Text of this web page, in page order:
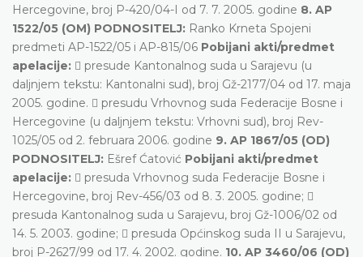
Hercegovine, broj P-420/04-I od 7. 7. 2005. godine 8. AP
1522/05 (OM) PODNOSITELJ: Ranko Krneta Spojeni
predmeti AP-1522/05 i AP-815/06 Pobijani akti/predmet
apelacije:  presude Kantonalnog suda u Sarajevu (u
daljnjem tekstu: Kantonalni sud), broj Gž-2177/04 od 17. maja
2005. godine.  presudu Vrhovnog suda Federacije Bosne i
Hercegovine (u daljnjem tekstu: Vrhovni sud), broj Rev-
1025/05 od 2. februara 2006. godine 9. AP 1867/05 (OD)
PODNOSITELJ: Ešref Ćatović Pobijani akti/predmet
apelacije:  presuda Vrhovnog suda Federacije Bosne i
Hercegovine, broj Rev-456/03 od 8. 3. 2005. godine; 
presuda Kantonalnog suda u Sarajevu, broj Gž-1006/02 od
14. 5. 2003. godine;  presuda Općinskog suda II u Sarajevu,
broj P-2627/99 od 17. 4. 2002. godine. 10. AP 3460/06 (OD)